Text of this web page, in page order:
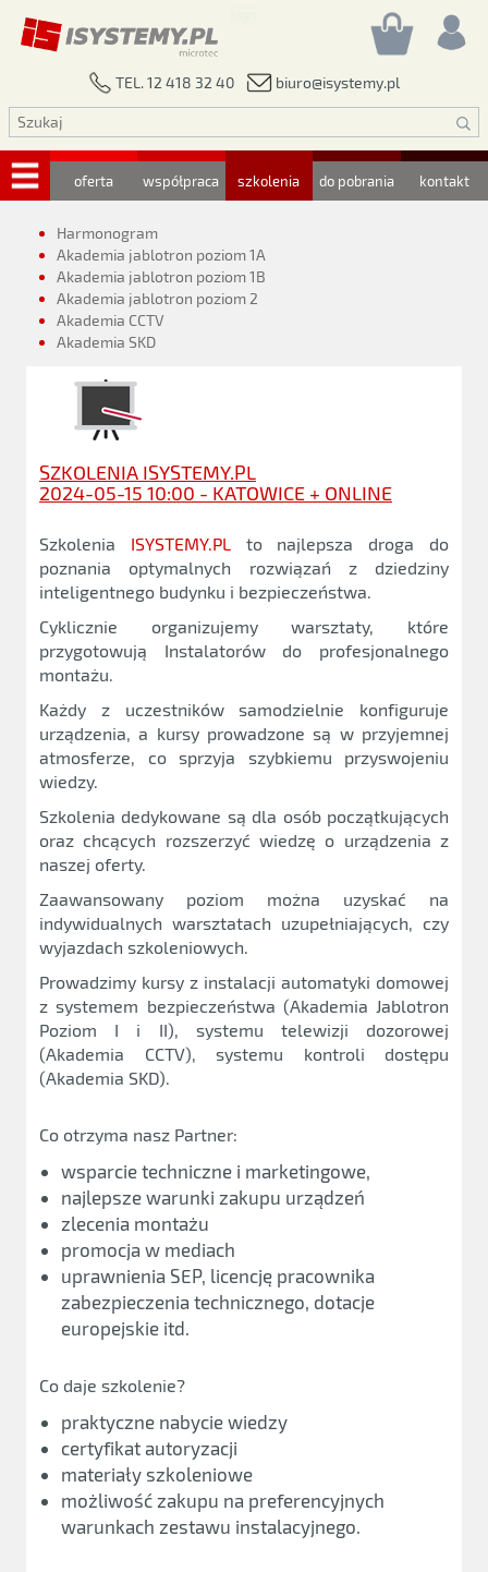
TEL. 12 418 32 40 biuro@isystemy.pl
oferta współpraca szkolenia do pobrania kontakt
Harmonogram
Akademia jablotron poziom 1A
Akademia jablotron poziom 1B
Akademia jablotron poziom 2
Akademia CCTV
Akademia SKD
SZKOLENIA ISYSTEMY.PL
2024-05-15 10:00 - KATOWICE + ONLINE
Szkolenia ISYSTEMY.PLto najlepsza droga do
poznania optymalnych rozwiązań z dziedziny
inteligentnego budynku i bezpieczeństwa.
Cyklicznie organizujemy warsztaty, które
przygotowują Instalatorów do profesjonalnego
montażu.
Każdy z uczestników samodzielnie konfiguruje
urządzenia, a kursy prowadzone są w przyjemnej
atmosferze, co sprzyja szybkiemu przyswojeniu
wiedzy.
Szkolenia dedykowane są dla osób początkujących
oraz chcących rozszerzyć wiedzę o urządzenia z
naszej oferty.
Zaawansowany poziom można uzyskać na
indywidualnych warsztatach uzupełniających, czy
wyjazdach szkoleniowych.
Prowadzimy kursy z instalacji automatyki domowej
z systemem bezpieczeństwa (Akademia Jablotron
Poziom I i II), systemu telewizji dozorowej
(Akademia CCTV), systemu kontroli dostępu
(Akademia SKD).
Co otrzyma nasz Partner:
wsparcie techniczne i marketingowe,
najlepsze warunki zakupu urządzeń
zlecenia montażu
promocja w mediach
uprawnienia SEP, licencję pracownika
zabezpieczenia technicznego, dotacje
europejskie itd.
Co daje szkolenie?
praktyczne nabycie wiedzy
certyfikat autoryzacji
materiały szkoleniowe
możliwość zakupu na preferencyjnych
warunkach zestawu instalacyjnego.